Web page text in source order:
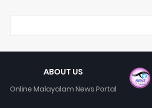
ABOUT US
Online Malayalam News Portal